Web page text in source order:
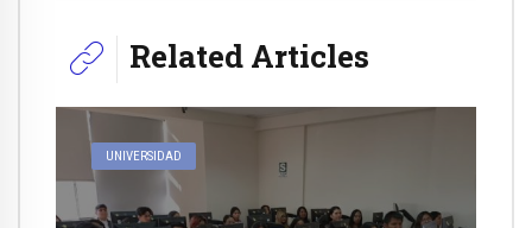
Related Articles
UNIVERSIDAD